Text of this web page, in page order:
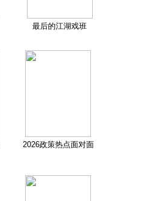
最后的江湖戏班
2026政策热点面对面